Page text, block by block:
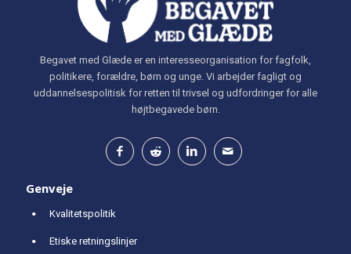
Begavet med Glæde er en interesseorganisation for fagfolk,
politikere, forældre, børn og unge. Vi arbejder fagligt og
uddannelsespolitisk for retten til trivsel og udfordringer for alle
højtbegavede børn.
Genveje
Kvalitetspolitik
Etiske retningslinjer